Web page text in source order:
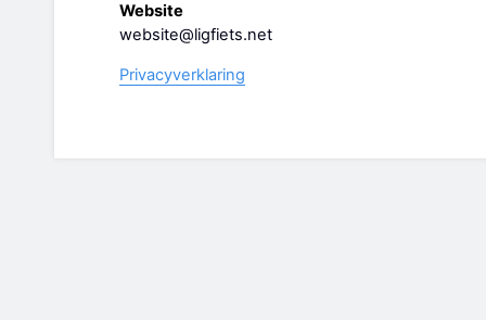
Website
website@ligfiets.net
Privacyverklaring